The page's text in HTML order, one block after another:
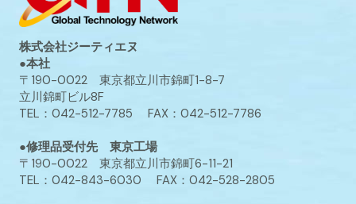
株式会社ジーティエヌ
●本社
〒190-0022 東京都立川市錦町1-8-7
立川錦町ビル8F
TEL：042-512-7785 FAX：042-512-7786
●修理品受付先 東京工場
〒190-0022 東京都立川市錦町6-11-21
TEL：042-843-6030 FAX：042-528-2805